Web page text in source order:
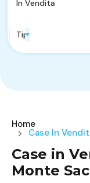
In Vendita
Tipologie Immobili
Home
Case In
Case in
Monte